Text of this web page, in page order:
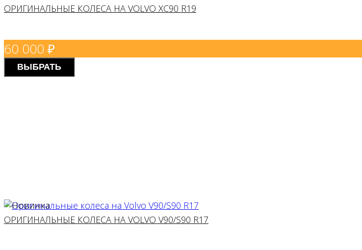
ОРИГИНАЛЬНЫЕ КОЛЕСА НА VOLVO XC90 R19
60 000 ₽
ВЫБРАТЬ
ОРИГИНАЛЬНЫЕ КОЛЕСА НА VOLVO V90/S90 R17